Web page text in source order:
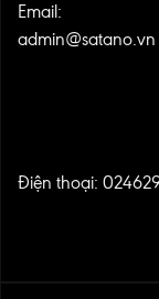
Email:
admin@satano.vn
Điện thoại: